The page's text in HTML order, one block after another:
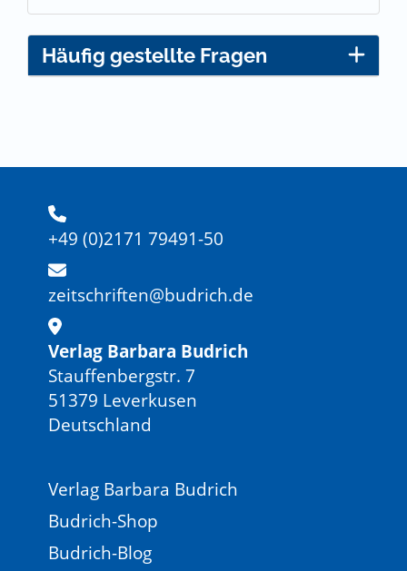
Häufig gestellte Fragen
+49 (0)2171 79491-50
zeitschriften@budrich.de
Verlag Barbara Budrich
Stauffenbergstr. 7
51379 Leverkusen
Deutschland
Verlag Barbara Budrich
Budrich-Shop
Budrich-Blog